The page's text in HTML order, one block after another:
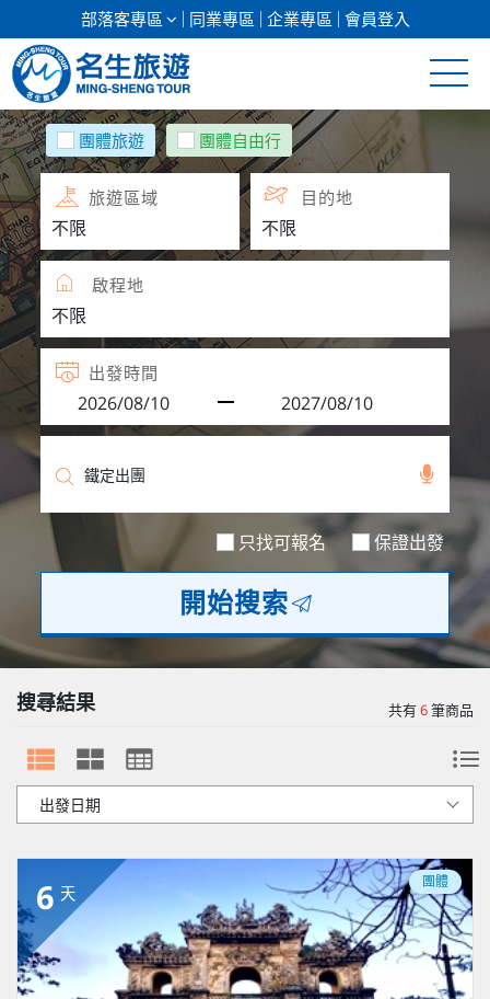
部落客專區 同業專區 企業專區 會員登入
清倉促銷
日本專館
郵輪假期
海島假期
韓國
東南亞
美加紐澳
歐洲
團體旅遊 團體自由行
旅遊區域 目的地
啟程地
出發時間
只找可報名 保證出發
開始搜索
搜尋結果 共有6筆商品
6 天
團體